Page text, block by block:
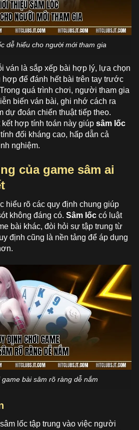
dễ hiểu cho người mới tham gia
ván là sắp xếp bài hợp lý, lựa chọn
để đánh hết bài trên tay trước
quá trình chơi, người tham gia
biến ván bài, ghi nhớ cách ra
dự đoán chiến thuật tiếp theo.
hợp tính toán này giúp sâm lốc
đối kháng cao, hấp dẫn cả
nghiệm.
của game sâm ai
hiểu rõ các quy định chung giúp
không đáng có. Sâm lốc có luật
bài khác, đòi hỏi sự tập trung từ
định cũng là nền tảng để áp dụng
bài sâm rõ ràng dễ nắm
lốc tập trung vào việc người